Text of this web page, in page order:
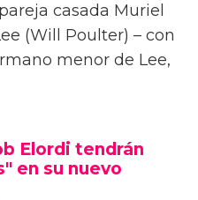
casada Muriel
(Will Poulter) – con
menor de Lee,
Elordi tendrán
en su nuevo